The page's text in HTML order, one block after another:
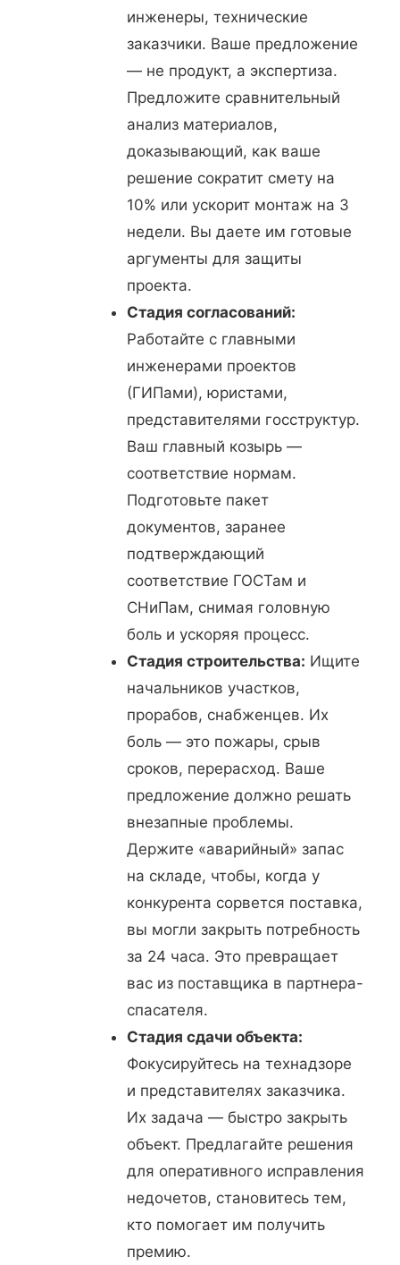
инженеры, технические
заказчики. Ваше предложение
— не продукт, а экспертиза.
Предложите сравнительный
анализ материалов,
доказывающий, как ваше
решение сократит смету на
10% или ускорит монтаж на 3
недели. Вы даете им готовые
аргументы для защиты
проекта.
Стадия согласований:
Работайте с главными
инженерами проектов
(ГИПами), юристами,
представителями госструктур.
Ваш главный козырь —
соответствие нормам.
Подготовьте пакет
документов, заранее
подтверждающий
соответствие ГОСТам и
СНиПам, снимая головную
боль и ускоряя процесс.
Стадия строительства: Ищите
начальников участков,
прорабов, снабженцев. Их
боль — это пожары, срыв
сроков, перерасход. Ваше
предложение должно решать
внезапные проблемы.
Держите «аварийный» запас
на складе, чтобы, когда у
конкурента сорвется поставка,
вы могли закрыть потребность
за 24 часа. Это превращает
вас из поставщика в партнера-
спасателя.
Стадия сдачи объекта:
Фокусируйтесь на технадзоре
и представителях заказчика.
Их задача — быстро закрыть
объект. Предлагайте решения
для оперативного исправления
недочетов, становитесь тем,
кто помогает им получить
премию.